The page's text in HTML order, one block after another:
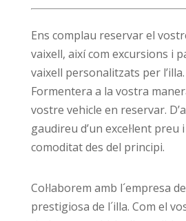
Ens complau reservar el
vaixell, així com excursions i
vaixell personalitzats per
Formentera a la vostra
vostre vehicle en reservar.
gaudireu d’un excel·lent preu
comoditat des del principi.
Col·laborem amb l´empresa
prestigiosa de l´illa. Com el